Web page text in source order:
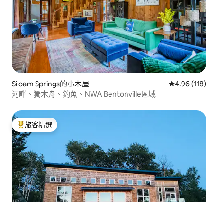
Siloam Springs的小木屋 從 118 則評價
4.96 (118)
河畔、獨木舟、釣魚、NWA Bentonville區域
旅客精選榜首
旅客精選